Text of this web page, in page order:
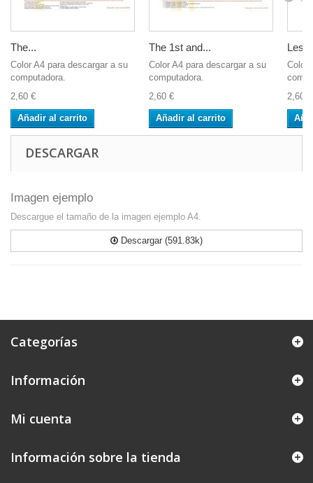
The...
Color A4 para descargar a su
computadora.
2,60 €
Añadir al carrito
The 1st and...
Color A4 para descargar a su
computadora.
2,60 €
Añadir al carrito
Les...
Color
2,60 €
DESCARGAR
Imagen ejemplo
Descargue el tamaño de la imagen ejemplo A4.
Descargar (591.83k)
Categorías
Información
Mi cuenta
Información sobre la tienda